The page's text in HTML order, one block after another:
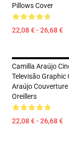
Pillows Cover
22,08 € - 26,68 €
Camilla Araújo
Televisão Graphic
Araújo Couverture
Oreillers
22,08 € - 26,68 €